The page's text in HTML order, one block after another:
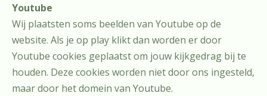
Youtube
Wij plaatsten soms beelden van Youtube op de
website. Als je op play klikt dan worden er door
Youtube cookies geplaatst om jouw kijkgedrag bij te
houden. Deze cookies worden niet door ons ingesteld,
maar door het domein van Youtube.